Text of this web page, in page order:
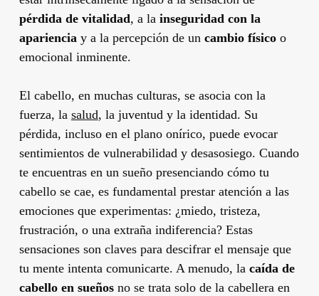
pérdida de vitalidad, a la inseguridad con la
apariencia y a la percepción de un cambio físicoo
emocional inminente.
El cabello, en muchas culturas, se asocia con la
fuerza, la salud, la juventud y la identidad. Su
pérdida, incluso en el plano onírico, puede evocar
sentimientos de vulnerabilidad y desasosiego. Cuando
te encuentras en un sueño presenciando cómo tu
cabello se cae, es fundamental prestar atención a las
emociones que experimentas: ¿miedo, tristeza,
frustración, o una extraña indiferencia? Estas
sensaciones son claves para descifrar el mensaje que
tu mente intenta comunicarte. A menudo, la caída de
cabello en sueñosno se trata solo de la cabellera en